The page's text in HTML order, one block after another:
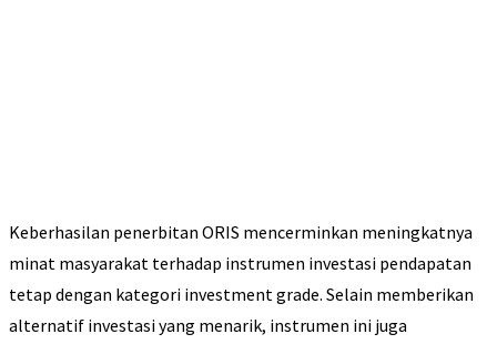
Keberhasilan penerbitan ORIS mencerminkan meningkatnya
minat masyarakat terhadap instrumen investasi pendapatan
tetap dengan kategori investment grade. Selain memberikan
alternatif investasi yang menarik, instrumen ini juga